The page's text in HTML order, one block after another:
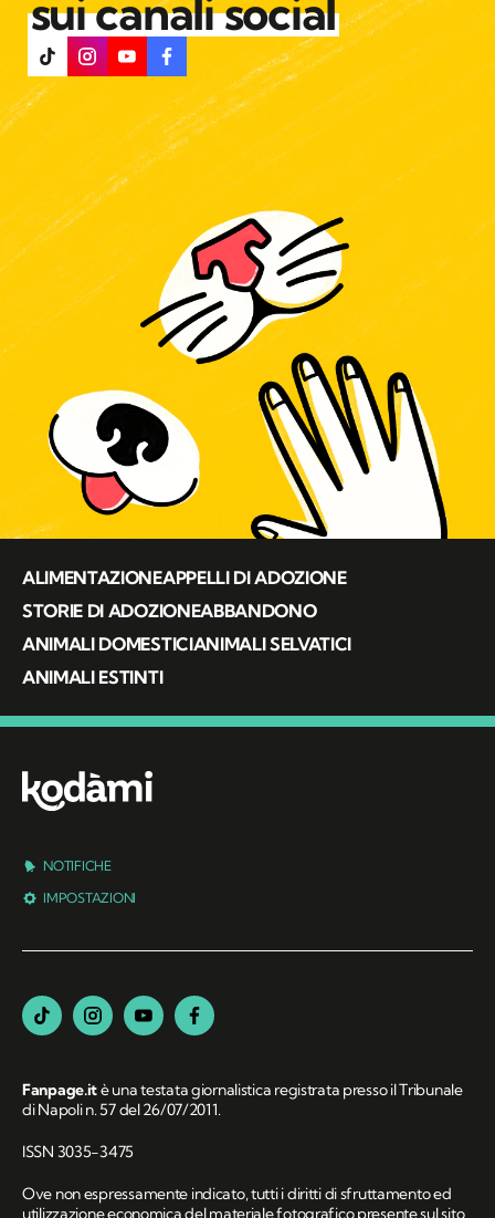
sui canali social
ALIMENTAZIONEAPPELLI DI ADOZIONE
STORIE DI ADOZIONEABBANDONO
ANIMALI DOMESTICIANIMALI SELVATICI
ANIMALI ESTINTI
NOTIFICHE
IMPOSTAZIONI
Fanpage.itè una testata giornalistica registrata presso il Tribunale
di Napoli n. 57 del 26/07/2011.
ISSN 3035-3475
Ove non espressamente indicato, tutti i diritti di sfruttamento ed
utilizzazione economica del materiale fotografico presente sul sito